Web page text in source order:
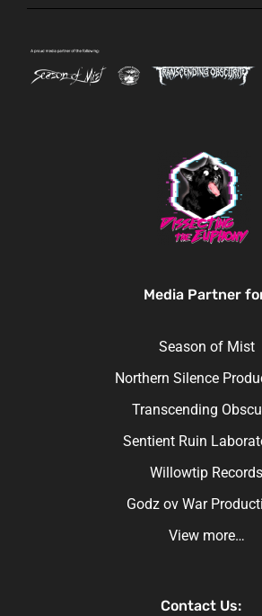
Media Partner
Season of Mist
Northern Silence
Transcending
Sentient Ruin
Willowtip Records
Godz ov War
View more…
Contact Us: